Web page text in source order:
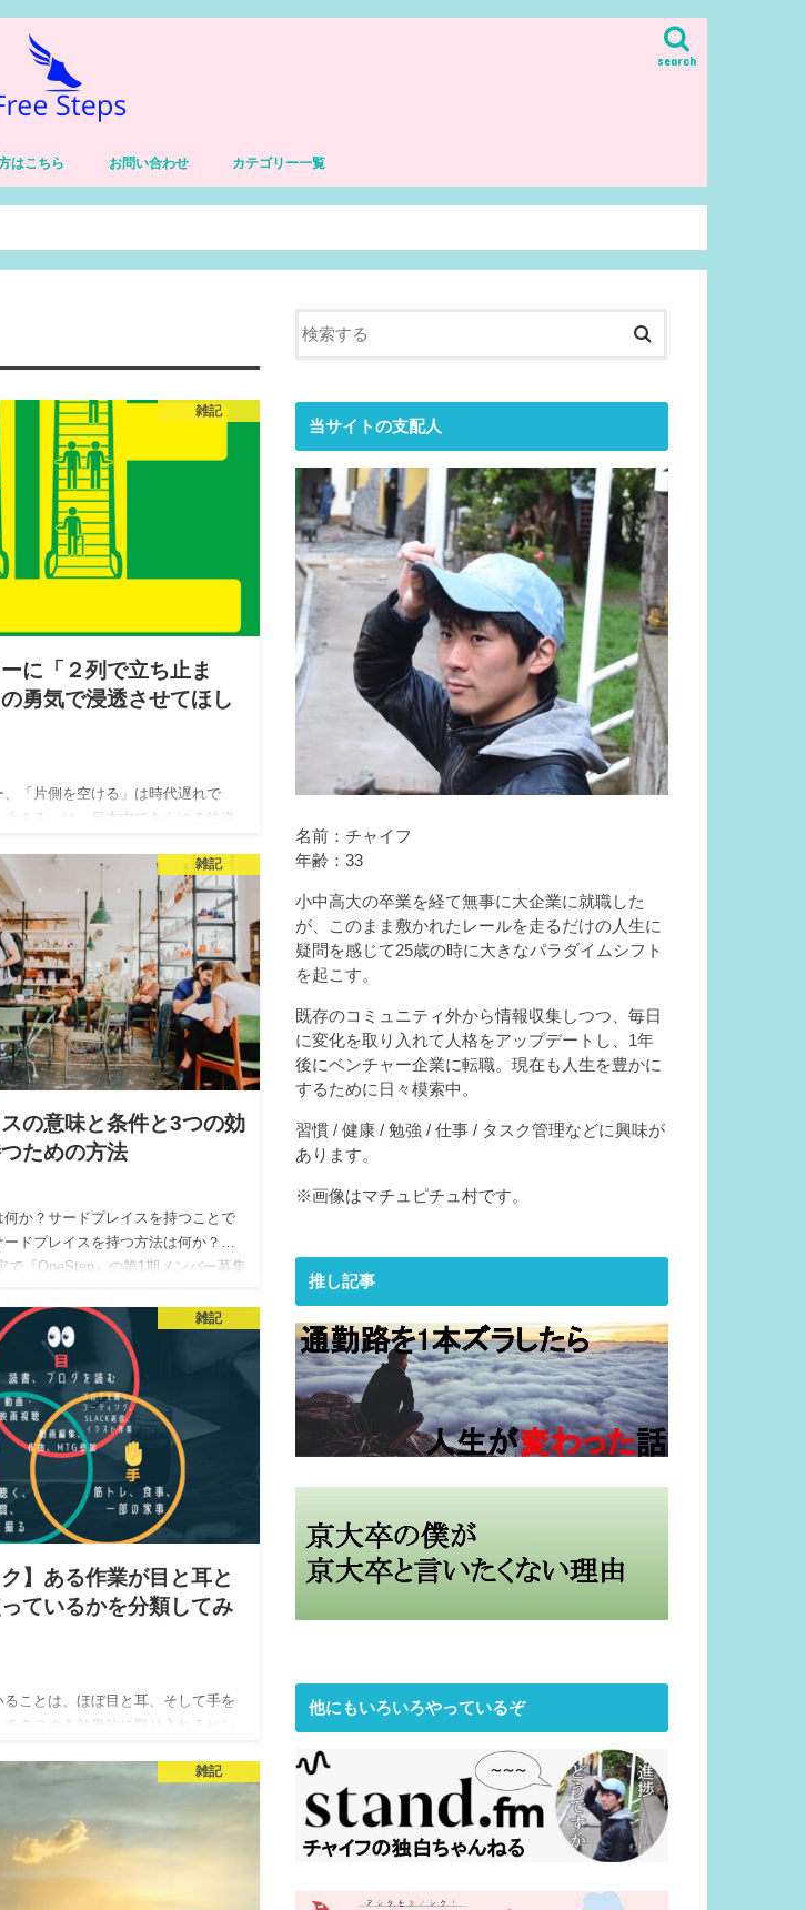
search
はこちら お問い合わせ カテゴリー一覧
習慣
健康
価値観・自己理解・哲学
仕事
チャイフの人生
体験談
雑記
に「２列で立ち止ま
勇気で浸透させてほし
「片側を空ける」は時代遅れで
まる」は、日本中であらゆる鉄道
す。…また、直感に反するかもしれ
ち止まる」方が全体としての輸送
まり、人の目を気にしている。…
雑記
の意味と条件と3つの効
ための方法
か？サードプレイスを持つことで
ードプレイスを持つ方法は何か？…
で『OneStep』の第1期メンバー募集
」ができるということです。…雑記
ク】ある作業が目と耳と
ているかを分類してみ
ることは、ほぼ目と耳、そして手を
チタスクを効果的に取り入れるヒン
いでしょう…個人的に、動画編集が
いてるので、意外とマルチタスクで
雑記
当サイトの支配人
名前：チャイフ
年齢：33
小中高大の卒業を経て無事に大企業に就職した
が、このまま敷かれたレールを走るだけの人生に
疑問を感じて25歳の時に大きなパラダイムシフト
を起こす。
既存のコミュニティ外から情報収集しつつ、毎日
に変化を取り入れて人格をアップデートし、1年
後にベンチャー企業に転職。現在も人生を豊かに
するために日々模索中。
習慣 / 健康 / 勉強 / 仕事 / タスク管理などに興味が
あります。
※画像はマチュピチュ村です。
推し記事
他にもいろいろやっているぞ